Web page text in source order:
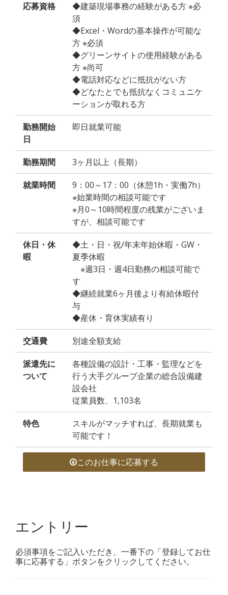
応募資格
◆建築現場事務の経験がある方 ※必
須
◆Excel・Wordの基本操作が可能な
方 ※必須
◆グリーンサイトの使用経験がある
方 ※尚可
◆電話対応などに抵抗がない方
◆どなたとでも抵抗なくコミュニケ
ーションが取れる方
勤務開始
日
即日就業可能
勤務期間 3ヶ月以上（長期）
就業時間
9：00～17：00（休憩1h・実働7h）
※始業時間の相談可能です
※月0～10時間程度の残業がございま
すが、相談可能です
休日・休
暇
◆土・日・祝/年末年始休暇・GW・
夏季休暇
※週3日・週4日勤務の相談可能で
す
◆継続就業6ヶ月後より有給休暇付
与
◆産休・育休実績有り
交通費 別途全額支給
派遣先に
ついて
各種設備の設計・工事・監理などを
行う大手グループ企業の総合設備建
設会社
従業員数、1,103名
特色
スキルがマッチすれば、長期就業も
可能です！
このお仕事に応募する
エントリー
必須事項をご記入いただき、一番下の「登録してお仕
事に応募する」ボタンをクリックしてください。